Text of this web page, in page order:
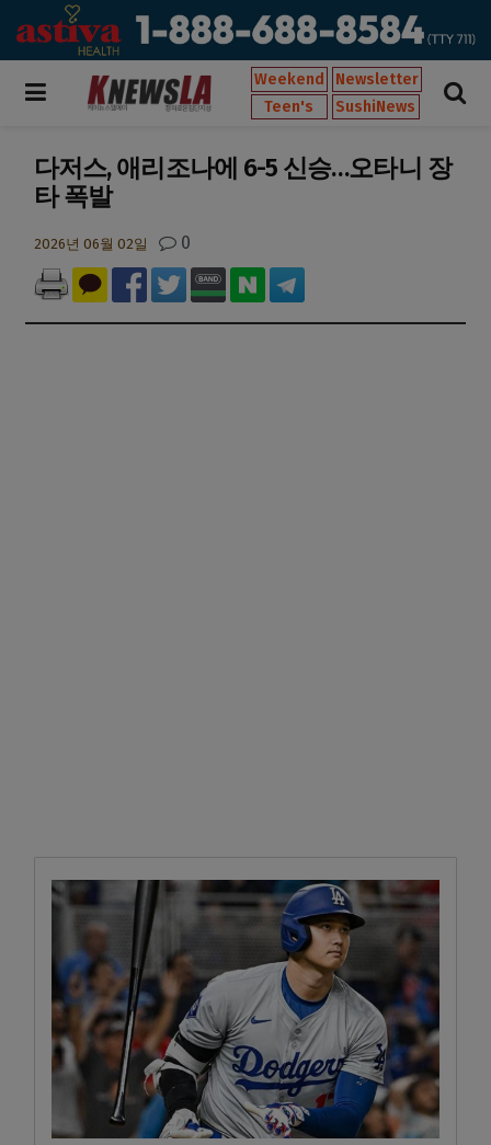
Weekend
Newsletter
Teen's
SushiNews
다저스, 애리조나에 6-5 신승…오타니 장
타 폭발
2026년 06월 02일 0